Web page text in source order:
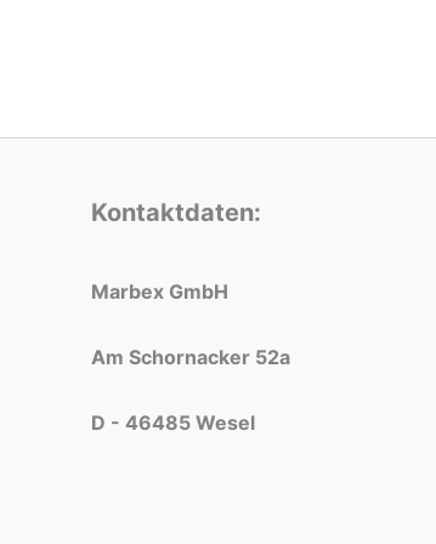
Kontaktdaten:
Marbex GmbH
Am Schornacker 52a
D - 46485 Wesel